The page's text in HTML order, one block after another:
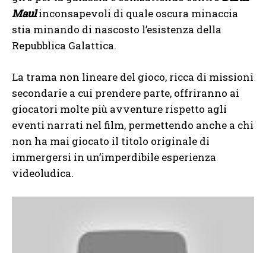
Maulinconsapevoli di quale oscura minaccia
stia minando di nascosto l’esistenza della
Repubblica Galattica.
La trama non lineare del gioco, ricca di missioni
secondarie a cui prendere parte, offriranno ai
giocatori molte più avventure rispetto agli
eventi narrati nel film, permettendo anche a chi
non ha mai giocato il titolo originale di
immergersi in un’imperdibile esperienza
videoludica.